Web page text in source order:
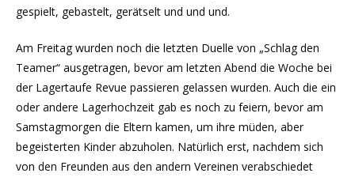
gespielt, gebastelt, gerätselt und und und.
Am Freitag wurden noch die letzten Duelle von „Schlag den
Teamer“ ausgetragen, bevor am letzten Abend die Woche bei
der Lagertaufe Revue passieren gelassen wurden. Auch die ein
oder andere Lagerhochzeit gab es noch zu feiern, bevor am
Samstagmorgen die Eltern kamen, um ihre müden, aber
begeisterten Kinder abzuholen. Natürlich erst, nachdem sich
von den Freunden aus den andern Vereinen verabschiedet